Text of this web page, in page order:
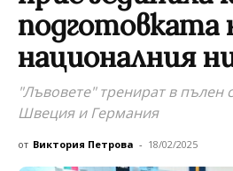
подготовката
националния
"Лъвовете" тренират в пълен
Швеция и Германия
от Виктория Петрова - 18/02/2025